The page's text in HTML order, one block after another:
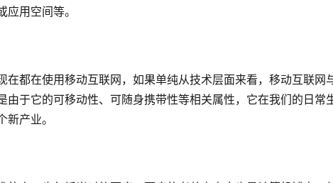
用空间等。
都在使用移动互联网，如果单纯从技术层面来看，移动互联网
由于它的可移动性、可随身携带性等相关属性，它在我们的日常
产业。